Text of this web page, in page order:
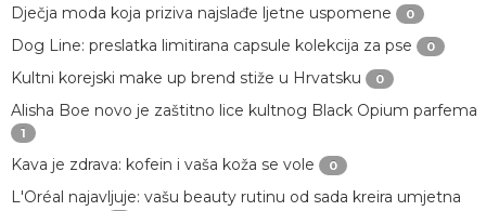
Dječja moda koja priziva najslađe ljetne uspomene 0
Dog Line: preslatka limitirana capsule kolekcija za pse 0
Kultni korejski make up brend stiže u Hrvatsku 0
Alisha Boe novo je zaštitno lice kultnog Black Opium parfema
1
Kava je zdrava: kofein i vaša koža se vole 0
L'Oréal najavljuje: vašu beauty rutinu od sada kreira umjetna